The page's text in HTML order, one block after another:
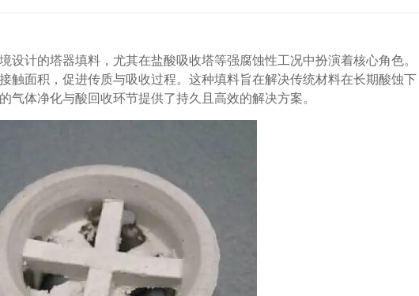
设计的塔器填料，尤其在盐酸吸收塔等强腐蚀性工况中扮演着核心角色。
触面积，促进传质与吸收过程。这种填料旨在解决传统材料在长期酸蚀下
体净化与酸回收环节提供了持久且高效的解决方案。